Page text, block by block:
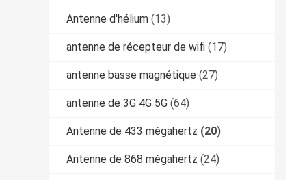
Antenne d'hélium (13)
antenne de récepteur de wifi (17)
antenne basse magnétique (27)
antenne de 3G 4G 5G (64)
Antenne de 433 mégahertz (20)
Antenne de 868 mégahertz (24)